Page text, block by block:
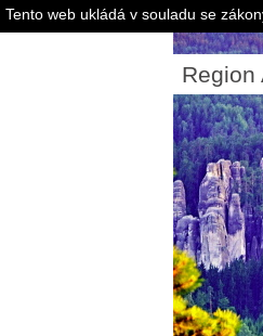
Region
Tento web ukládá v souladu se